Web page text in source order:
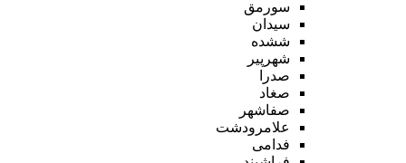
سورمق
سیدان
ششده
شهرپیر
صدرا
صغاد
صفاشهر
علامرودشت
فدامی